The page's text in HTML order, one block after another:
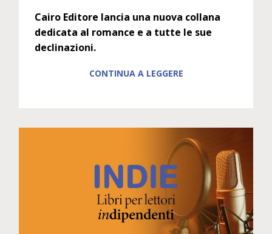
Cairo Editore lancia una nuova collana
dedicata al romance e a tutte le sue
declinazioni.
CONTINUA A LEGGERE